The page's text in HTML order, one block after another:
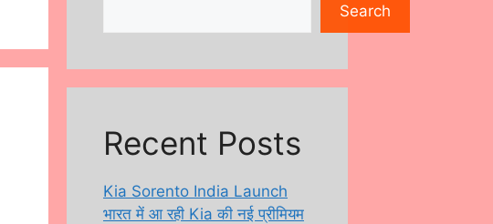
Search
Recent Posts
Kia Sorento India Launch
भारत में आ रही Kia की नई प्रीमियम